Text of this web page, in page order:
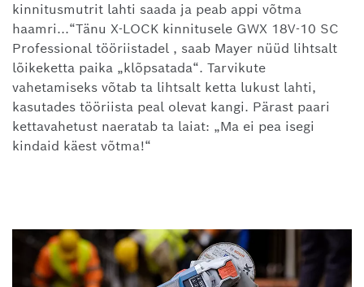
kinnitusmutrit lahti saada ja peab appi võtma
haamri...“Tänu X-LOCK kinnitusele GWX 18V-10 SC
Professional tööriistadel , saab Mayer nüüd lihtsalt
lõikeketta paika „klõpsatada“. Tarvikute
vahetamiseks võtab ta lihtsalt ketta lukust lahti,
kasutades tööriista peal olevat kangi. Pärast paari
kettavahetust naeratab ta laiat: „Ma ei pea isegi
kindaid käest võtma!“